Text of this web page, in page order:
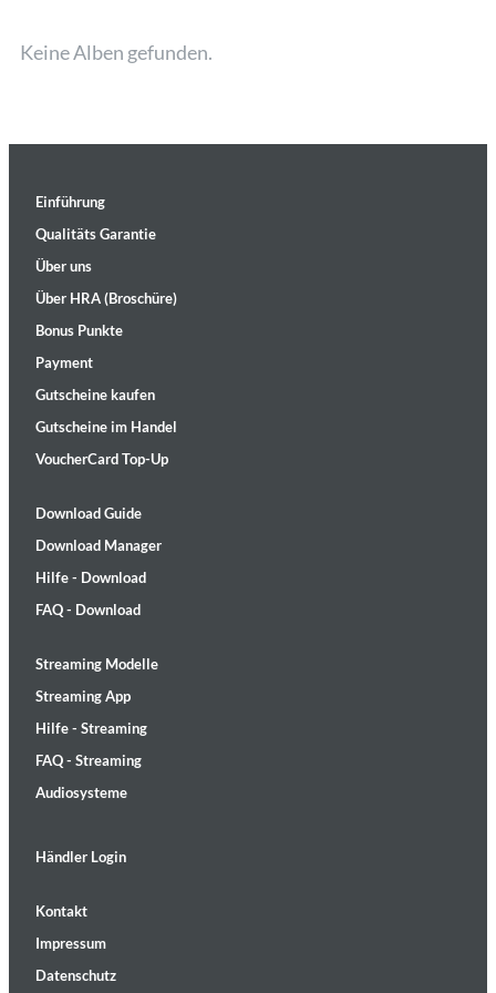
Keine Alben gefunden.
Einführung
Qualitäts Garantie
Über uns
Über HRA (Broschüre)
Bonus Punkte
Payment
Gutscheine kaufen
Gutscheine im Handel
VoucherCard Top-Up
Download Guide
Download Manager
Hilfe - Download
FAQ - Download
Streaming Modelle
Streaming App
Hilfe - Streaming
FAQ - Streaming
Audiosysteme
Händler Login
Kontakt
Impressum
Datenschutz